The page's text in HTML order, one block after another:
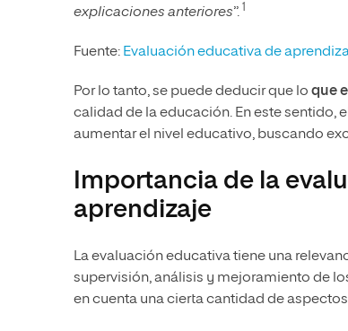
explicaciones anteriores”. 1
Fuente: Evaluación educativa de
Por lo tanto, se puede deducir que lo que
calidad de la educación. En este sentido,
aumentar el nivel educativo, buscando
Importancia de la
aprendizaje
La evaluación educativa tiene una
supervisión, análisis y mejoramiento de
en cuenta una cierta cantidad de